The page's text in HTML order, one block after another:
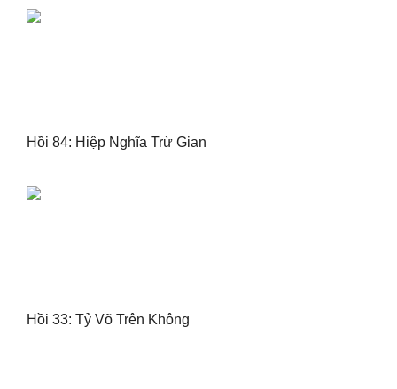
Hồi 84: Hiệp Nghĩa Trừ Gian
Hồi 33: Tỷ Võ Trên Không